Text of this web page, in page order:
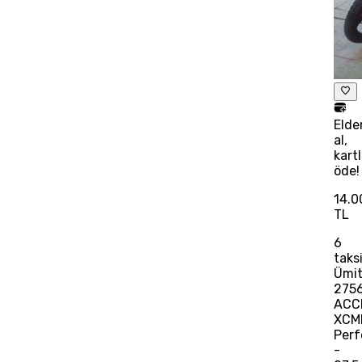
al,
öde!
TL
6
-